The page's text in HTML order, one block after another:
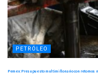
PETRÓLEO
Pemex: Presupuesto multimillonario con retornos